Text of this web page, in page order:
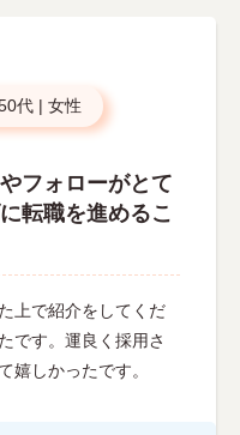
代 | 女性
フォローがとて
転職を進めるこ
上で紹介をしてくだ
です。運良く採用さ
嬉しかったです。